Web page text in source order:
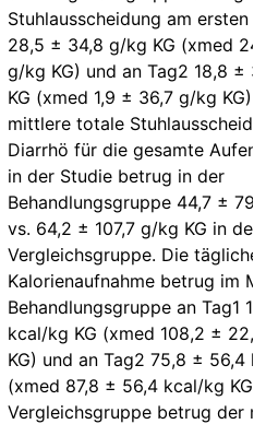
Stuhlausscheidung am ersten
28,5 ± 34,8 g/kg KG (xmed
g/kg KG) und an Tag2 18,8 ±
KG (xmed 1,9 ± 36,7 g/kg KG).
mittlere totale
Diarrhö für die gesamte
in der Studie betrug in der
Behandlungsgruppe 44,7 ±
vs. 64,2 ± 107,7 g/kg KG in der
Vergleichsgruppe. Die tägliche
Kalorienaufnahme betrug im
Behandlungsgruppe an Tag1
kcal/kg KG (xmed 108,2 ±
KG) und an Tag2 75,8 ± 56,4
(xmed 87,8 ± 56,4 kcal/kg
Vergleichsgruppe betrug der